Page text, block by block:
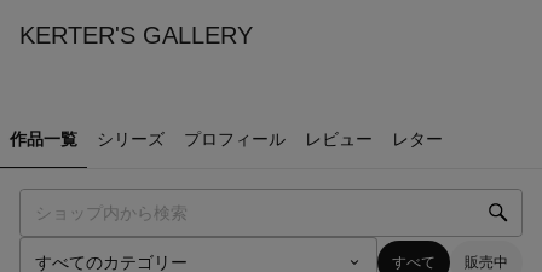
KERTER'S GALLERY
作品一覧 シリーズ プロフィール レビュー レター
すべて 販売中